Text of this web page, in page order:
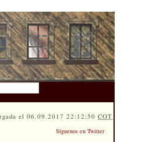
el 06.09.2017 22:12:50COT
Síguenos en Twitter